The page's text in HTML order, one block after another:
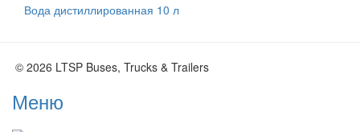
Вода дистиллированная 10 л
© 2026 LTSP Buses, Trucks & Trailers
Меню